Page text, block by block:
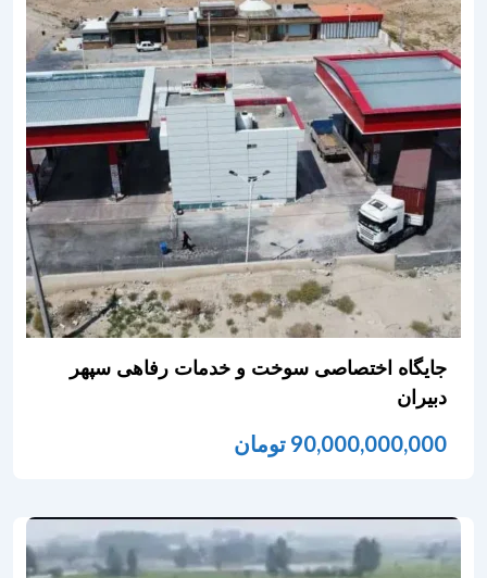
جایگاه اختصاصی سوخت و خدمات رفاهی سپهر
دبیران
90,000,000,000 تومان